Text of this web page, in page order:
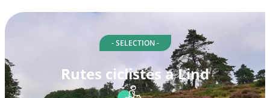
- SELECTION -
Rutes ciclistes a Lind